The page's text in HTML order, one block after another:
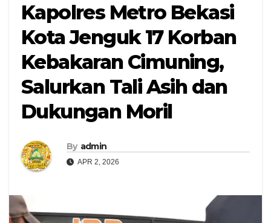
Kapolres Metro Bekasi
Kota Jenguk 17 Korban
Kebakaran Cimuning,
Salurkan Tali Asih dan
Dukungan Moril
By admin
APR 2, 2026